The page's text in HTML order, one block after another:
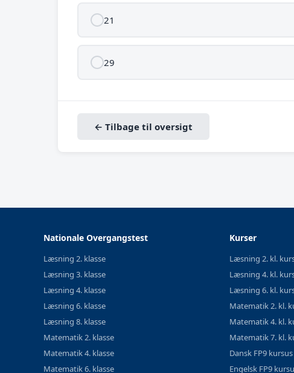
21
29
← Tilbage til oversigt
Nationale Overgangstest
Læsning 2. klasse
Læsning 3. klasse
Læsning 4. klasse
Læsning 6. klasse
Læsning 8. klasse
Matematik 2. klasse
Matematik 4. klasse
Matematik 6. klasse
Kurser
Læsning 2. kl.
Læsning 4. kl.
Læsning 6. kl.
Matematik 2. kl.
Matematik 4. kl.
Matematik 7. kl.
Dansk FP9 kursus
Engelsk FP9